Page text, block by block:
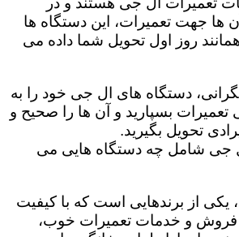
ها جهت تعمیرات، این دستگاه ها
روز اول تحویل شما داده می
دستگاه های ال جی خود را به
بسپارید و آن ها را صحیح و
تحویل بگیرید.
جی شامل چه دستگاه هایی می
یکی از برندهایی است که با کیفیت
فروش و خدمات تعمیرات خوب،